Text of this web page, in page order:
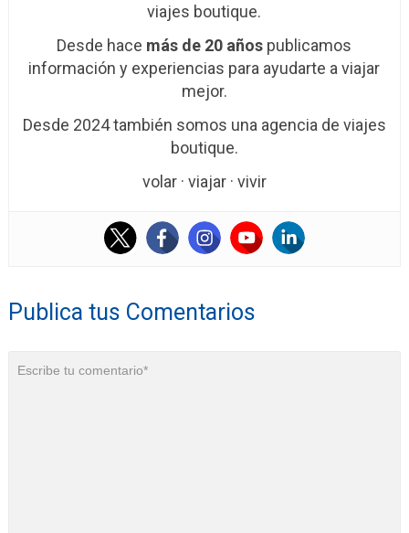
viajes boutique.
Desde hace más de 20 años publicamos
información y experiencias para ayudarte a viajar
mejor.
Desde 2024 también somos una agencia de viajes
boutique.
volar · viajar · vivir
Publica tus Comentarios